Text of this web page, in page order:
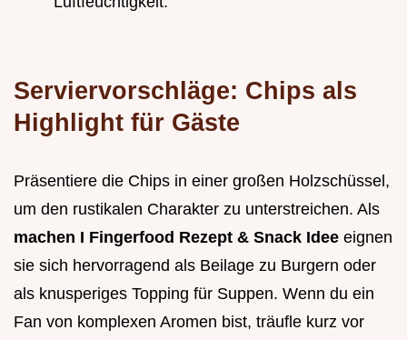
Serviervorschläge: Chips als
Highlight für Gäste
Präsentiere die Chips in einer großen Holzschüssel,
um den rustikalen Charakter zu unterstreichen. Als
machen I Fingerfood Rezept & Snack Idee eignen
sie sich hervorragend als Beilage zu Burgern oder
als knusperiges Topping für Suppen. Wenn du ein
Fan von komplexen Aromen bist, träufle kurz vor